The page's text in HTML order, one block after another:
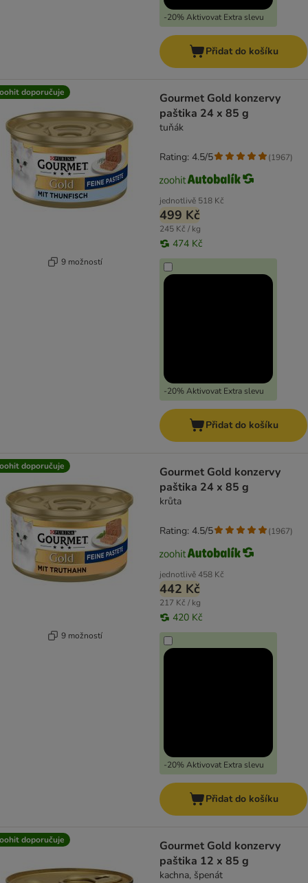
-20% Aktivovat Extra slevu
Přidat do košíku
doporučuje
9 možností
Gourmet Gold konzervy
paštika 24 x 85 g
tuňák
jednotlivě 518 Kč
499 Kč
245 Kč / kg
474 Kč
-20% Aktivovat Extra slevu
Rating: 4.5/5 (1967)
Přidat do košíku
doporučuje
9 možností
Gourmet Gold konzervy
paštika 24 x 85 g
krůta
jednotlivě458 Kč
442 Kč
217 Kč / kg
420 Kč
-20% Aktivovat Extra slevu
Rating: 4.5/5 (1967)
Přidat do košíku
doporučuje
Gourmet Gold konzervy
paštika 12 x 85 g
kachna, špenát